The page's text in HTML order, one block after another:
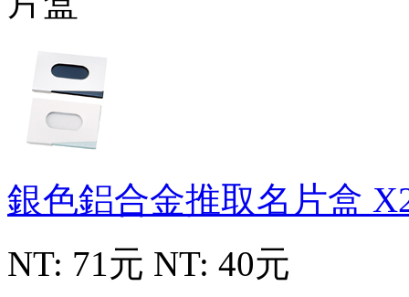
銀色鋁合金推取名片盒
NT: 71元 NT: 40元